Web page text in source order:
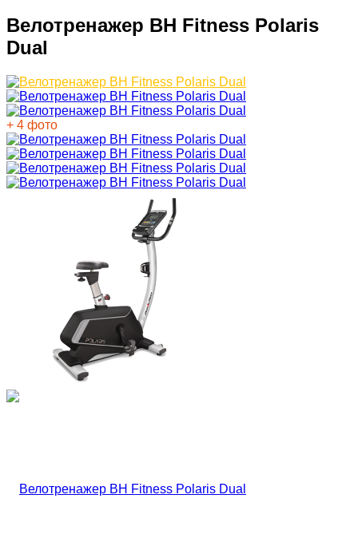
Велотренажер BH Fitness Polaris
Dual
+ 4 фото